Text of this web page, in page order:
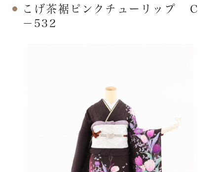
ABOUT 店舗紹介・アクセス
お問い合わせ・来店予約
こげ茶裾ピンクチューリップ Ｃ
－532